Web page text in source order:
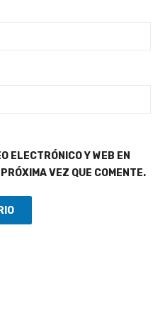
ELECTRÓNICO Y WEB EN
VEZ QUE COMENTE.